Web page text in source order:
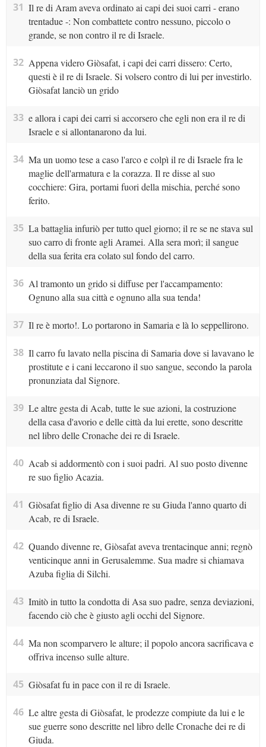
31 Il re di Aram aveva ordinato ai capi dei suoi carri - erano
trentadue -: Non combattete contro nessuno, piccolo o
grande, se non contro il re di Israele.
32 Appena videro Giòsafat, i capi dei carri dissero: Certo,
questi è il re di Israele. Si volsero contro di lui per investirlo.
Giòsafat lanciò un grido
33 e allora i capi dei carri si accorsero che egli non era il re di
Israele e si allontanarono da lui.
34 Ma un uomo tese a caso l'arco e colpì il re di Israele fra le
maglie dell'armatura e la corazza. Il re disse al suo
cocchiere: Gira, portami fuori della mischia, perché sono
ferito.
35 La battaglia infuriò per tutto quel giorno; il re se ne stava sul
suo carro di fronte agli Aramei. Alla sera morì; il sangue
della sua ferita era colato sul fondo del carro.
36 Al tramonto un grido si diffuse per l'accampamento:
Ognuno alla sua città e ognuno alla sua tenda!
37 Il re è morto!. Lo portarono in Samaria e là lo seppellirono.
38 Il carro fu lavato nella piscina di Samaria dove si lavavano le
prostitute e i cani leccarono il suo sangue, secondo la parola
pronunziata dal Signore.
39 Le altre gesta di Acab, tutte le sue azioni, la costruzione
della casa d'avorio e delle città da lui erette, sono descritte
nel libro delle Cronache dei re di Israele.
40 Acab si addormentò con i suoi padri. Al suo posto divenne
re suo figlio Acazia.
41 Giòsafat figlio di Asa divenne re su Giuda l'anno quarto di
Acab, re di Israele.
42 Quando divenne re, Giòsafat aveva trentacinque anni; regnò
venticinque anni in Gerusalemme. Sua madre si chiamava
Azuba figlia di Silchi.
43 Imitò in tutto la condotta di Asa suo padre, senza deviazioni,
facendo ciò che è giusto agli occhi del Signore.
44 Ma non scomparvero le alture; il popolo ancora sacrificava e
offriva incenso sulle alture.
45 Giòsafat fu in pace con il re di Israele.
46 Le altre gesta di Giòsafat, le prodezze compiute da lui e le
sue guerre sono descritte nel libro delle Cronache dei re di
Giuda.